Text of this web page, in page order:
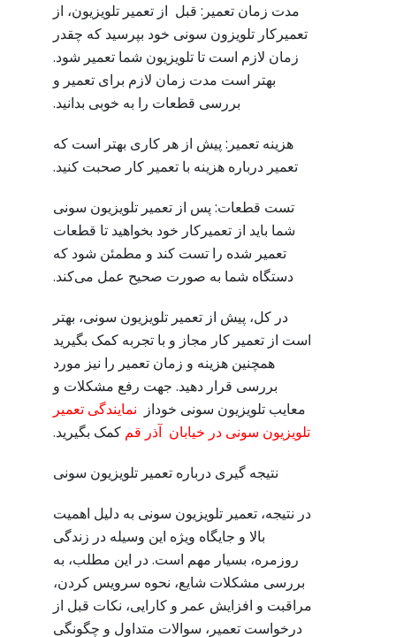
مدت زمان تعمیر: قبل از تعمیر تلویزیون، از
تعمیرکار تلویزون سونی خود بپرسید که چقدر
زمان لازم است تا تلویزیون شما تعمیر شود.
بهتر است مدت زمان لازم برای تعمیر و
بررسی قطعات را به خوبی بدانید.
هزینه تعمیر: پیش از هر کاری بهتر است که
تعمیر درباره هزینه با تعمیر کار صحبت کنید.
تست قطعات: پس از تعمیر تلویزیون سونی
شما باید از تعمیرکار خود بخواهید تا قطعات
تعمیر شده را تست کند و مطمئن شود که
دستگاه شما به صورت صحیح عمل می‌کند.
در کل، پیش از تعمیر تلویزیون سونی، بهتر
است از تعمیر کار مجاز و با تجربه کمک بگیرید
همچنین هزینه و زمان تعمیر را نیز مورد
بررسی قرار دهید. جهت رفع مشکلات و
معایب تلویزیون سونی خوداز نمایندگی تعمیر
تلویزیون سونی در خیابان آذر قم کمک بگیرید.
نتیجه گیری درباره تعمیر تلویزیون سونی
در نتیجه، تعمیر تلویزیون سونی به دلیل اهمیت
بالا و جایگاه ویژه این وسیله در زندگی
روزمره، بسیار مهم است. در این مطلب، به
بررسی مشکلات شایع، نحوه سرویس کردن،
مراقبت و افزایش عمر و کارایی، نکات قبل از
درخواست تعمیر، سوالات متداول و چگونگی